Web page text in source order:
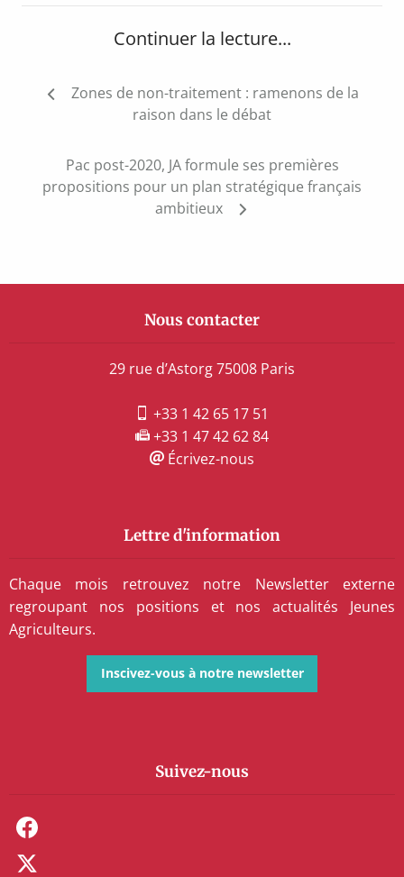
Continuer la lecture...
Navigation
Zones de non-traitement : ramenons de la
raison dans le débat
Pac post-2020, JA formule ses premières
propositions pour un plan stratégique français
ambitieux
Nous contacter
29 rue d’Astorg 75008 Paris
+33 1 42 65 17 51
+33 1 47 42 62 84
Écrivez-nous
Lettre d'information
Chaque mois retrouvez notre Newsletter externe
regroupant nos positions et nos actualités Jeunes
Agriculteurs.
Inscivez-vous à notre newsletter
Suivez-nous